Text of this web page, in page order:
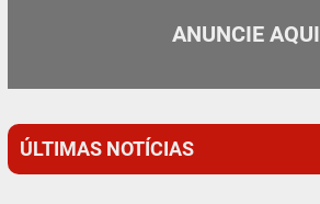
ANUNCIE AQUI
ÚLTIMAS NOTÍCIAS